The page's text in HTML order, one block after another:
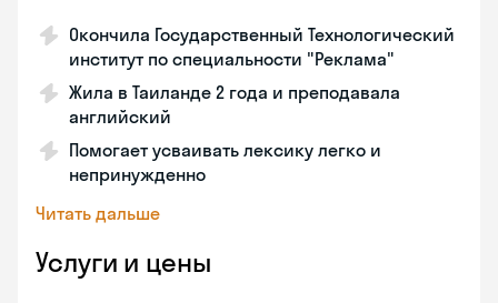
Окончила Государственный Технологический
институт по специальности "Реклама"
Жила в Таиланде 2 года и преподавала
английский
Помогает усваивать лексику легко и
непринужденно
Читать дальше
Услуги и цены